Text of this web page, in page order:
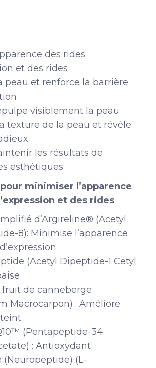
des rides
et des rides
peau et renforce la barrière
visiblement la peau
texture de la peau et révèle
les résultats de
esthétiques
minimiser l’apparence
et des rides
d’Argireline® (Acetyl
8): Minimise l’apparence
(Acetyl Dipeptide-1 Cetyl
fruit de canneberge
Macrocarpon) : Améliore
teint
(Pentapeptide-34
: Antioxydant
(L-